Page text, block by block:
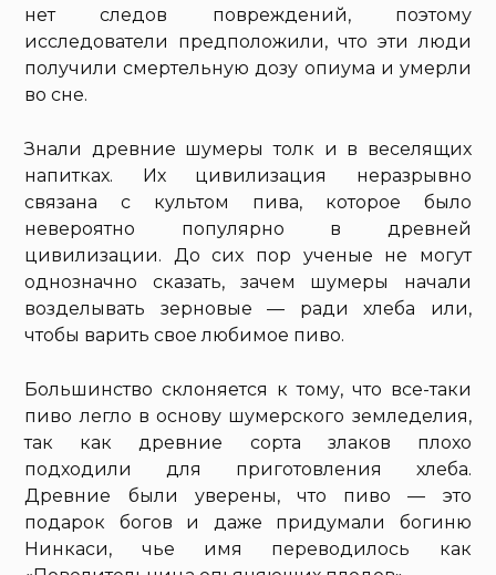
нет следов повреждений, поэтому
исследователи предположили, что эти люди
получили смертельную дозу опиума и умерли
во сне.
Знали древние шумеры толк и в веселящих
напитках. Их цивилизация неразрывно
связана с культом пива, которое было
невероятно популярно в древней
цивилизации. До сих пор ученые не могут
однозначно сказать, зачем шумеры начали
возделывать зерновые — ради хлеба или,
чтобы варить свое любимое пиво.
Большинство склоняется к тому, что все-таки
пиво легло в основу шумерского земледелия,
так как древние сорта злаков плохо
подходили для приготовления хлеба.
Древние были уверены, что пиво — это
подарок богов и даже придумали богиню
Нинкаси, чье имя переводилось как